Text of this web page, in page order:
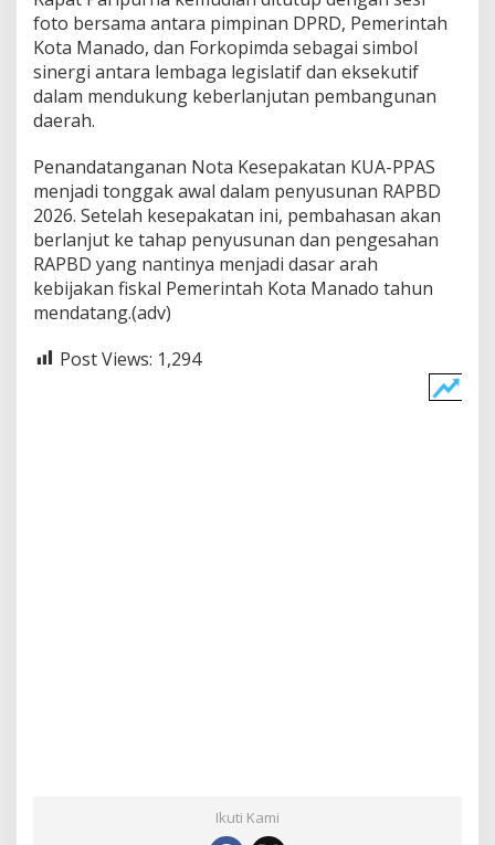
foto bersama antara pimpinan DPRD, Pemerintah
Kota Manado, dan Forkopimda sebagai simbol
sinergi antara lembaga legislatif dan eksekutif
dalam mendukung keberlanjutan pembangunan
daerah.
Penandatanganan Nota Kesepakatan KUA-PPAS
menjadi tonggak awal dalam penyusunan RAPBD
2026. Setelah kesepakatan ini, pembahasan akan
berlanjut ke tahap penyusunan dan pengesahan
RAPBD yang nantinya menjadi dasar arah
kebijakan fiskal Pemerintah Kota Manado tahun
mendatang.(adv)
Post Views: 1,294
Ikuti Kami